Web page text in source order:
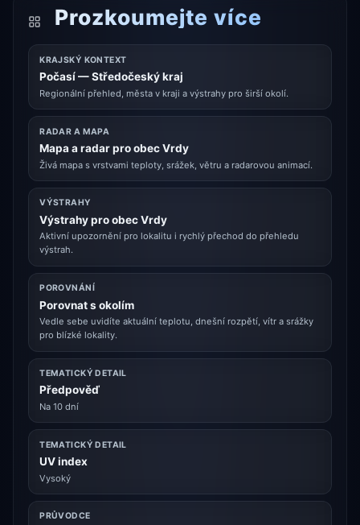
Prozkoumejte více
KRAJSKÝ KONTEXT
Počasí — Středočeský kraj
Regionální přehled, města v kraji a výstrahy pro širší okolí.
RADAR A MAPA
Mapa a radar pro obec Vrdy
Živá mapa s vrstvami teploty, srážek, větru a radarovou animací.
VÝSTRAHY
Výstrahy pro obec Vrdy
Aktivní upozornění pro lokalitu i rychlý přechod do přehledu
výstrah.
POROVNÁNÍ
Porovnat s okolím
Vedle sebe uvidíte aktuální teplotu, dnešní rozpětí, vítr a srážky
pro blízké lokality.
TEMATICKÝ DETAIL
Předpověď
Na 10 dní
TEMATICKÝ DETAIL
UV index
Vysoký
PRŮVODCE